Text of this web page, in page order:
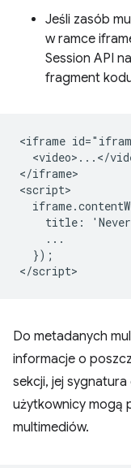
Jeśli zasób
w ramce
Session API
fragment
<iframe
<video>...</
</iframe>
<script>
title:
    ...
  });
Do metadanych
informacje o
sekcji, jej
użytkownicy mogą
multimediów.